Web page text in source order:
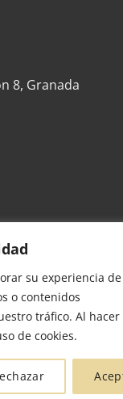
su experiencia de
o contenidos
tráfico. Al hacer
de cookies.
8, Granada